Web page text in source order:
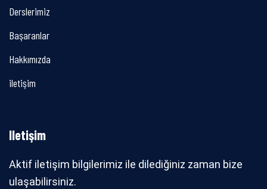
Derslerimiz
Başaranlar
Hakkımızda
iletişim
Iletişim
Aktif iletişim bilgilerimiz ile dilediğiniz zaman bize
ulaşabilirsiniz.